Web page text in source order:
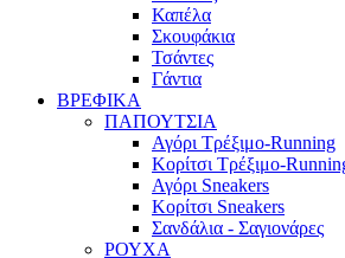
Καπέλα
Σκουφάκια
Τσάντες
Γάντια
ΒΡΕΦΙΚΑ
ΠΑΠΟΥΤΣΙΑ
Αγόρι Τρέξιμο-Running
Κορίτσι Τρέξιμο-
Αγόρι Sneakers
Κορίτσι Sneakers
Σανδάλια - Σαγιονάρες
ΡΟΥΧΑ